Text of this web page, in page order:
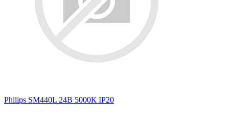
Philips SM440L 24В 5000К IP20